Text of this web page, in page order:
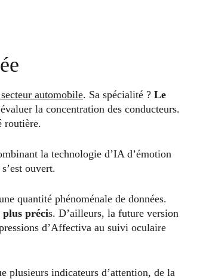
automobile. Sa spécialité ? Le
la concentration des conducteurs.
routière.
la technologie d’IA d’émotion
ouvert.
quantité phénoménale de données.
plus précis. D’ailleurs, la future version
d’Affectiva au suivi oculaire
plusieurs indicateurs d’attention, de la